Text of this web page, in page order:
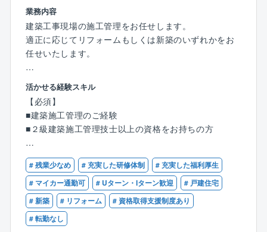
せて勤務時間を柔軟に変更できます。月平均残業時
間：20時間程度で働きやすさ◎！
■定年後も再雇用制度にて引き続き勤務可能。
東証プライム上場、建物の建設も手がける不動産会
社。東京都港区に本社を置き、全国に約200支店を展開
しています。地主への賃貸経営の提案を主力事業とし
ており、アパート・マンションの賃貸事業の企画か
ら、設計・施工、入居者の募集・仲介・管理・運営ま
で一貫して行う「賃貸経営受託システム」を提供して
います。グループでは、賃貸住宅管理戸数、賃貸仲介
件数、住宅供給戸数（マンションを除く）において全
国トップの実績。2021年度の売上高は1兆4，889億
円、2022年度は1兆5，830億円と順調に業績を伸ばし
ており、安定した経営基盤を築いています。
業務内容
建築工事現場の施工管理をお任せします。
適正に応じてリフォームもしくは新築のいずれかをお
任せいたします。
【詳細】
◎増改築プラザでは住まいをよみがえらせる様々なお
手伝いを行い、得意とするリノベーションを『再生新
築の家』と呼んでいます。
◎ハウスドゥ!ではお客様が購入された物件のリフォー
ムや新築建売等も手掛けています。
【その他】
同社ではインセンティブ制度を導入しております。施
工数に応じて毎月手当があり、そのため平均より高い
年収の社員が多いです。
活かせる経験スキル
【必須】
■建築施工管理のご経験
■２級建築施工管理技士以上の資格をお持ちの方
【歓迎】
■１級建築施工管理技士をお持ちの方
# 残業少なめ # 充実した研修体制
# 充実した福利厚生
# マイカー通勤可
# Uターン・Iターン歓迎
# 戸建住宅
# 新築
# リフォーム
# 資格取得支援制度あり
# 転勤なし